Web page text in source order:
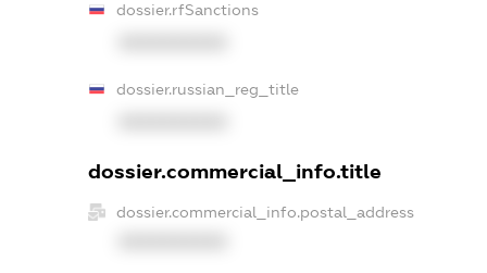
dossier.rfSanctions
dossier.russian_reg_title
dossier.commercial_info.title
dossier.commercial_info.postal_address